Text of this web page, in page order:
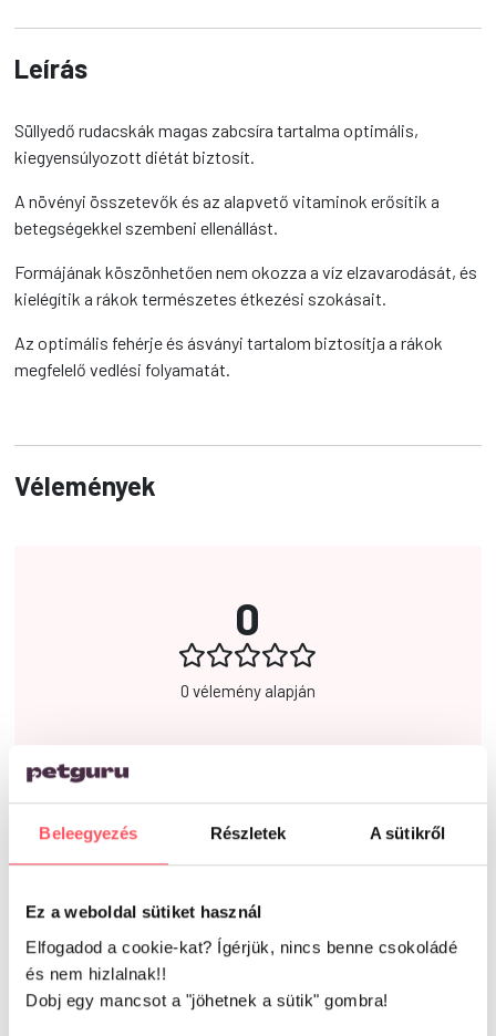
Beleegyezés Részletek A sütikről
Ez a weboldal sütiket használ
Elfogadod a cookie-kat? Ígérjük, nincs benne csokoládé
és nem hizlalnak!!
Dobj egy mancsot a "jöhetnek a sütik" gombra!
Leírás
Süllyedő rudacskák magas zabcsíra tartalma optimális,
kiegyensúlyozott diétát biztosít.
A növényi összetevők és az alapvető vitaminok erősítik a
betegségekkel szembeni ellenállást.
Formájának köszönhetően nem okozza a víz elzavarodását, és
kielégítik a rákok természetes étkezési szokásait.
Az optimális fehérje és ásványi tartalom biztosítja a rákok
megfelelő vedlési folyamatát.
Vélemények
0
0 vélemény alapján
Írd meg a véleményed!
Már kipróbáltad ezt a
terméket?